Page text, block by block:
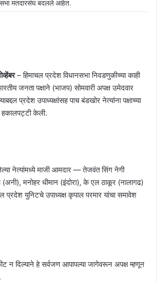
मतदारसंघ बदलले आहेत.
– हिमाचल प्रदेश विधानसभा निवडणुकीच्या काही
जनता पक्षाने (भाजप) सोमवारी अपक्ष उमेदवार
प्रदेश उपाध्यक्षांसह पाच बंडखोर नेत्यांना पक्षाच्या
हकालपट्टी केली.
नेत्यांमध्ये माजी आमदार — तेजवंत सिंग नेगी
(अनी), मनोहर धीमान (इंदोरा), के एल ठाकूर (नालागढ)
प्रदेश युनिटचे उपाध्यक्ष कृपाल परमार यांचा समावेश
न दिल्याने हे सर्वजण आपापल्या जागेवरून अपक्ष म्हणून